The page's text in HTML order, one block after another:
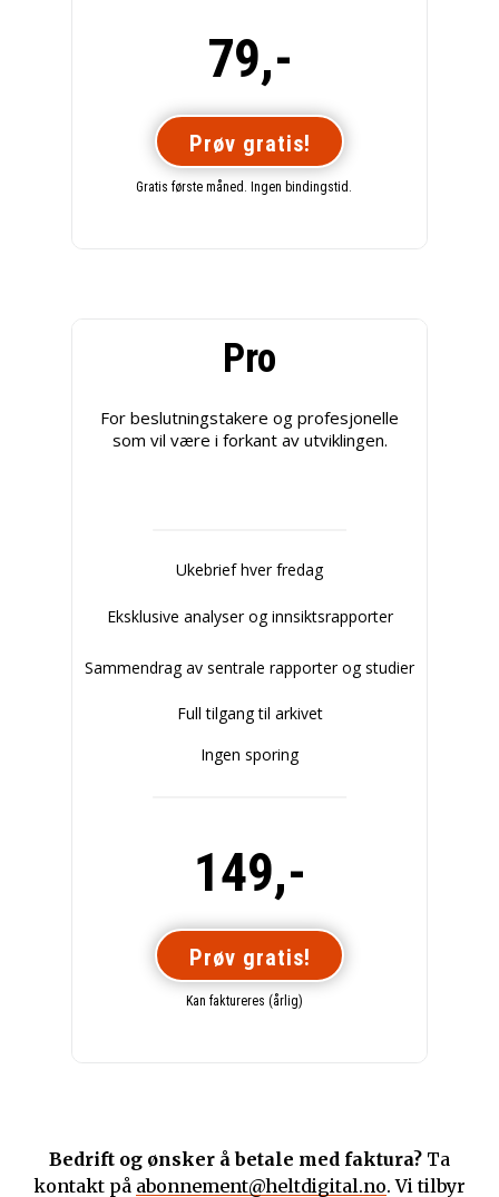
79,-
Prøv gratis!
Gratis første måned. Ingen bindingstid.
Pro
For beslutningstakere og profesjonelle
som vil være i forkant av utviklingen.
Ukebrief hver fredag
Eksklusive analyser og innsiktsrapporter
Sammendrag av sentrale rapporter og studier
Full tilgang til arkivet
Ingen sporing
149,-
Prøv gratis!
Kan faktureres (årlig)
Bedrift og ønsker å betale med faktura? Ta
kontakt på abonnement@heltdigital.no. Vi tilbyr